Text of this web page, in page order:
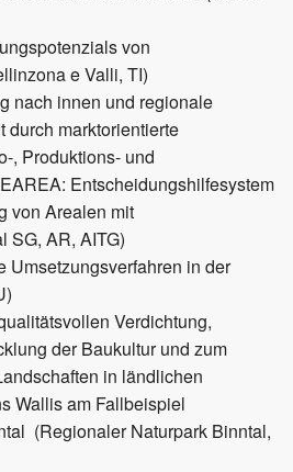
von
e Valli, TI)
nach innen und regionale
durch marktorientierte
, Produktions- und
Entscheidungshilfesystem
von Arealen mit
SG, AR, AITG)
Umsetzungsverfahren in der
Verdichtung,
der Baukultur und zum
in ländlichen
Wallis am Fallbeispiel
(Regionaler Naturpark Binntal,